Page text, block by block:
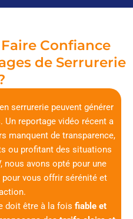
Confiance
de Serrurerie
serrurerie peuvent générer
reportage vidéo récent a
manquent de transparence,
ou profitant des situations
, nous avons opté pour une
vous offrir sérénité et
doit être à la fois fiable et